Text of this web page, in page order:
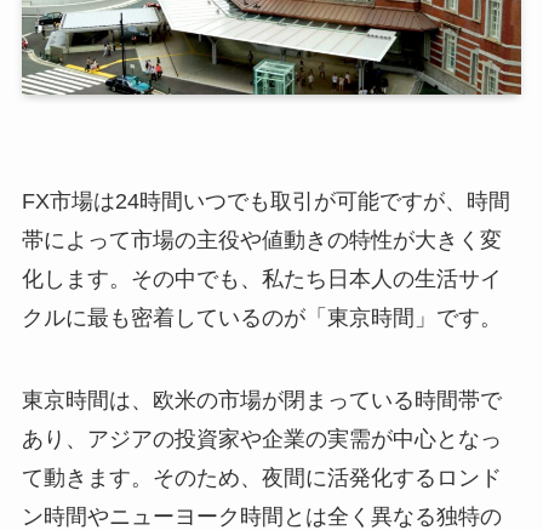
FX市場は24時間いつでも取引が可能ですが、時間
帯によって市場の主役や値動きの特性が大きく変
化します。その中でも、私たち日本人の生活サイ
クルに最も密着しているのが「東京時間」です。
東京時間は、欧米の市場が閉まっている時間帯で
あり、アジアの投資家や企業の実需が中心となっ
て動きます。そのため、夜間に活発化するロンド
ン時間やニューヨーク時間とは全く異なる独特の